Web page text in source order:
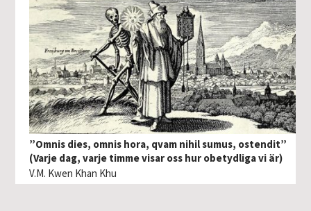
”Omnis dies, omnis hora, qvam nihil sumus, ostendit”
(Varje dag, varje timme visar oss hur obetydliga vi är)
V.M. Kwen Khan Khu